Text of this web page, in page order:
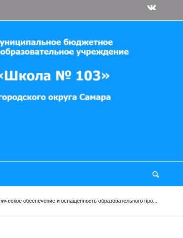
обеспечение и оснащённость образовательного про...